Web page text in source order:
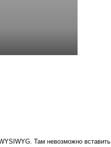
Там невозможно вставить